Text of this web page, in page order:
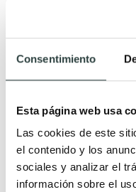
Consentimiento
Esta página web usa
Las cookies de este
el contenido y los
sociales y analizar el
información sobre el
Productos de
Mueble de baño con